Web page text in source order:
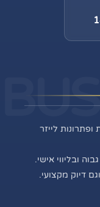
ופתרונות לייזר
ובליווי אישי.
דיוק מקצועי.